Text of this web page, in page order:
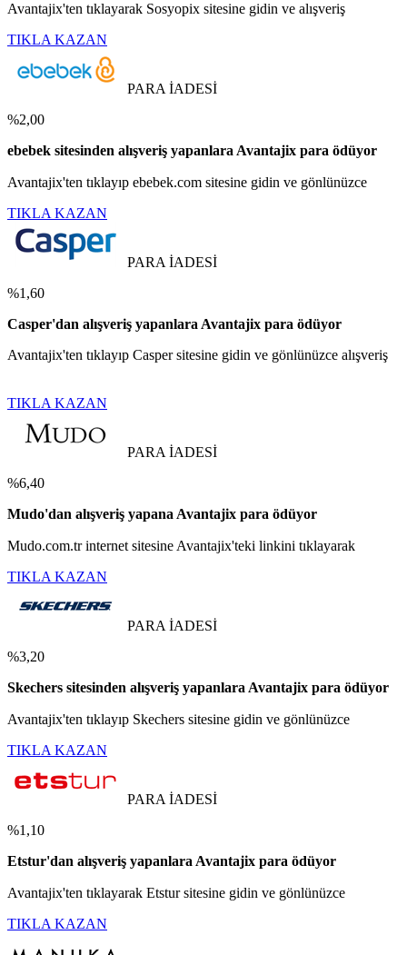
Avantajix'ten tıklayarak Sosyopix sitesine gidin ve alışveriş
TIKLA KAZAN
PARA İADESİ
%2,00
ebebek sitesinden alışveriş yapanlara Avantajix para ödüyor
Avantajix'ten tıklayıp ebebek.com sitesine gidin ve gönlünüzce
TIKLA KAZAN
PARA İADESİ
%1,60
Casper'dan alışveriş yapanlara Avantajix para ödüyor
Avantajix'ten tıklayıp Casper sitesine gidin ve gönlünüzce alışveriş
TIKLA KAZAN
PARA İADESİ
%6,40
Mudo'dan alışveriş yapana Avantajix para ödüyor
Mudo.com.tr internet sitesine Avantajix'teki linkini tıklayarak
TIKLA KAZAN
PARA İADESİ
%3,20
Skechers sitesinden alışveriş yapanlara Avantajix para ödüyor
Avantajix'ten tıklayıp Skechers sitesine gidin ve gönlünüzce
TIKLA KAZAN
PARA İADESİ
%1,10
Etstur'dan alışveriş yapanlara Avantajix para ödüyor
Avantajix'ten tıklayarak Etstur sitesine gidin ve gönlünüzce
TIKLA KAZAN